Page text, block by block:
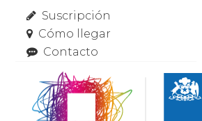
Suscripción
Cómo llegar
Contacto